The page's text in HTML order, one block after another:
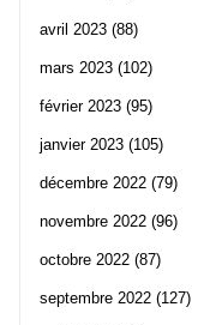
avril 2023 (88)
mars 2023 (102)
février 2023 (95)
janvier 2023 (105)
décembre 2022 (79)
novembre 2022 (96)
octobre 2022 (87)
septembre 2022 (127)